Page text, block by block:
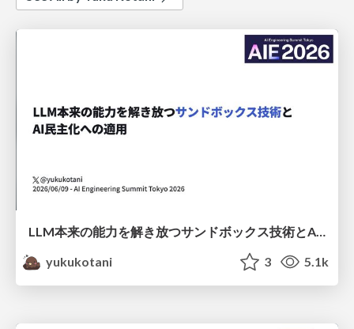
LLM本来の能力を解き放つサンドボックス技術とAI民主化への適用
yukukotani
3 5.1k